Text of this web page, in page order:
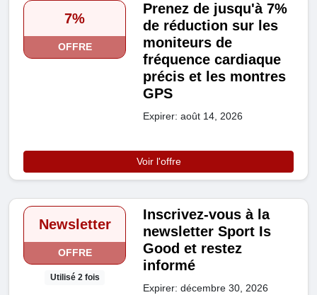
7%
OFFRE
Prenez de jusqu'à 7%
de réduction sur les
moniteurs de
fréquence cardiaque
précis et les montres
GPS
Expirer: août 14, 2026
Voir l'offre
Newsletter
OFFRE
Utilisé 2 fois
Inscrivez-vous à la
newsletter Sport Is
Good et restez
informé
Expirer: décembre 30, 2026